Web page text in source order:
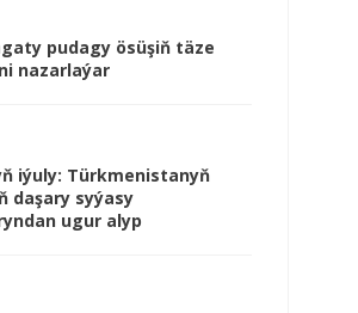
pudagy ösüşiň täze
nazarlaýar
iýuly: Türkmenistanyň
daşary syýasy
ugur alyp